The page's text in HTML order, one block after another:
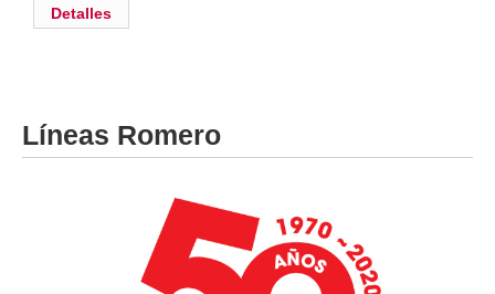
Detalles
Líneas Romero